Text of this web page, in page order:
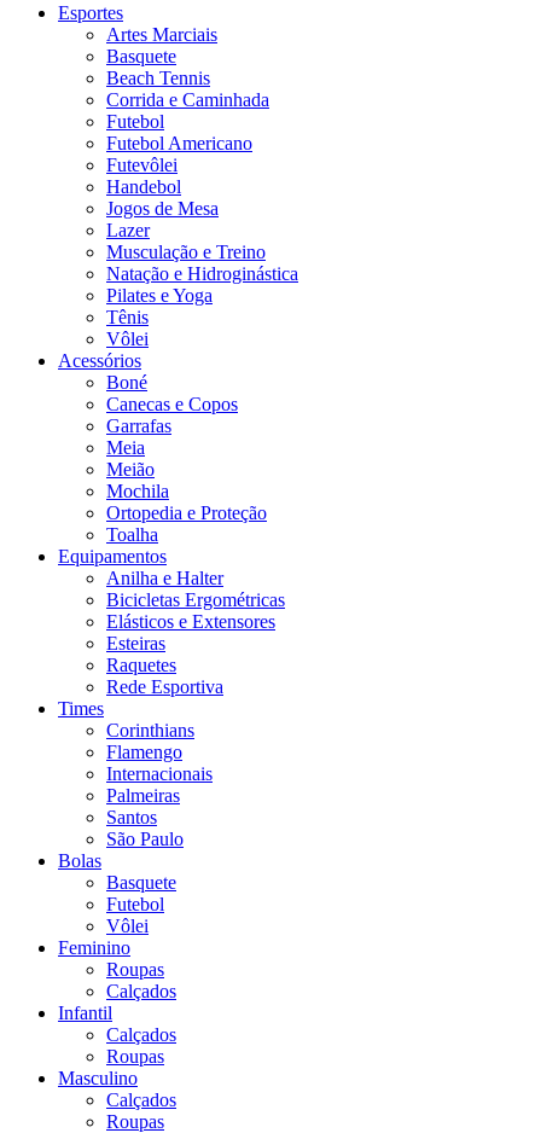
Esportes
Artes Marciais
Basquete
Beach Tennis
Corrida e Caminhada
Futebol
Futebol Americano
Futevôlei
Handebol
Jogos de Mesa
Lazer
Musculação e Treino
Natação e Hidroginástica
Pilates e Yoga
Tênis
Vôlei
Acessórios
Boné
Canecas e Copos
Garrafas
Meia
Meião
Mochila
Ortopedia e Proteção
Toalha
Equipamentos
Anilha e Halter
Bicicletas Ergométricas
Elásticos e Extensores
Esteiras
Raquetes
Rede Esportiva
Times
Corinthians
Flamengo
Internacionais
Palmeiras
Santos
São Paulo
Bolas
Basquete
Futebol
Vôlei
Feminino
Roupas
Calçados
Infantil
Calçados
Roupas
Masculino
Calçados
Roupas